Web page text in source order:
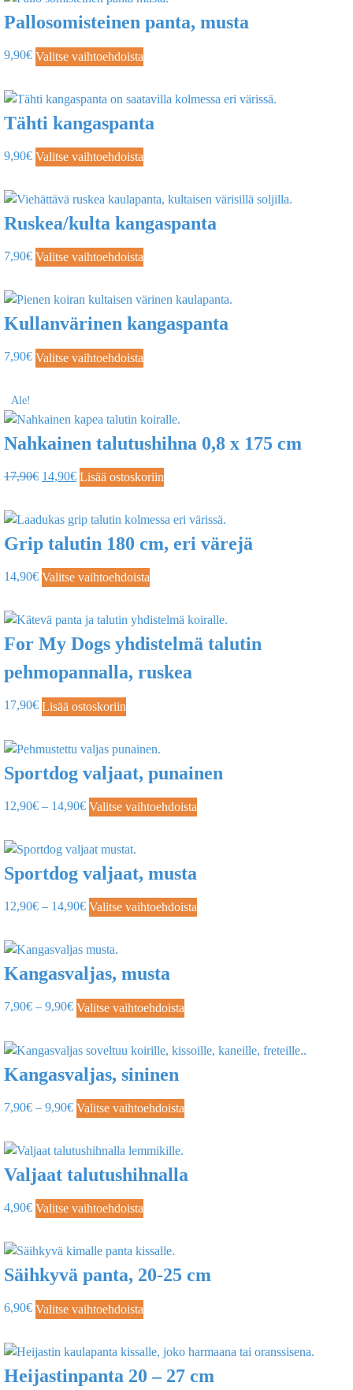
Pallosomisteinen panta, musta
9,90€ Valitse vaihtoehdoista
Tähti kangaspanta
9,90€ Valitse vaihtoehdoista
Ruskea/kulta kangaspanta
7,90€ Valitse vaihtoehdoista
Kullanvärinen kangaspanta
7,90€ Valitse vaihtoehdoista
Ale!
Nahkainen talutushihna 0,8 x 175 cm
17,90€ 14,90€ Lisää ostoskoriin
Grip talutin 180 cm, eri värejä
14,90€ Valitse vaihtoehdoista
For My Dogs yhdistelmä talutin
pehmopannalla, ruskea
17,90€ Lisää ostoskoriin
Sportdog valjaat, punainen
12,90€ – 14,90€ Valitse vaihtoehdoista
Sportdog valjaat, musta
12,90€ – 14,90€ Valitse vaihtoehdoista
Kangasvaljas, musta
7,90€ – 9,90€ Valitse vaihtoehdoista
Kangasvaljas, sininen
7,90€ – 9,90€ Valitse vaihtoehdoista
Valjaat talutushihnalla
4,90€ Valitse vaihtoehdoista
Säihkyvä panta, 20-25 cm
6,90€ Valitse vaihtoehdoista
Heijastinpanta 20 – 27 cm